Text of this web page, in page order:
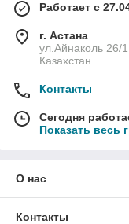
Работает с
г. Астана
ул.Айнаколь 26/
Казахстан
Контакты
Сегодня
Показать весь
О нас
Контакты